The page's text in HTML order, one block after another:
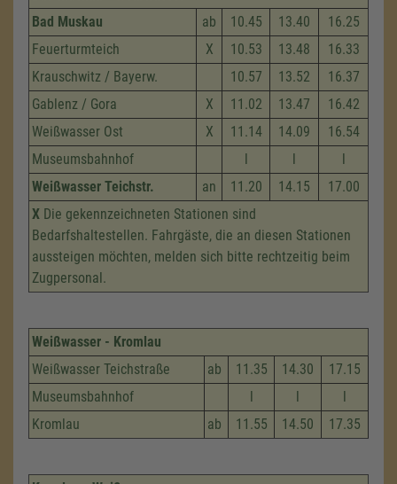
Bad Muskau
ab 10.45 13.40
16.25
Feuerturmteich
X 10.53 13.48
16.33
Krauschwitz / Bayerw.
10.57 13.52
16.37
Gablenz / Gora
X 11.02 13.47
16.42
Weißwasser Ost
X 11.14 14.09
16.54
Museumsbahnhof
l l
l
Weißwasser Teichstr.
an 11.20 14.15
17.00
X Die gekennzeichneten Stationen sind
Bedarfshaltestellen. Fahrgäste, die an diesen Stationen
aussteigen möchten, melden sich bitte rechtzeitig beim
Zugpersonal.
Weißwasser - Kromlau
Weißwasser Teichstraße
ab 11.35 14.30
17.15
Museumsbahnhof
l l
l
Kromlau
ab 11.55 14.50 17.35